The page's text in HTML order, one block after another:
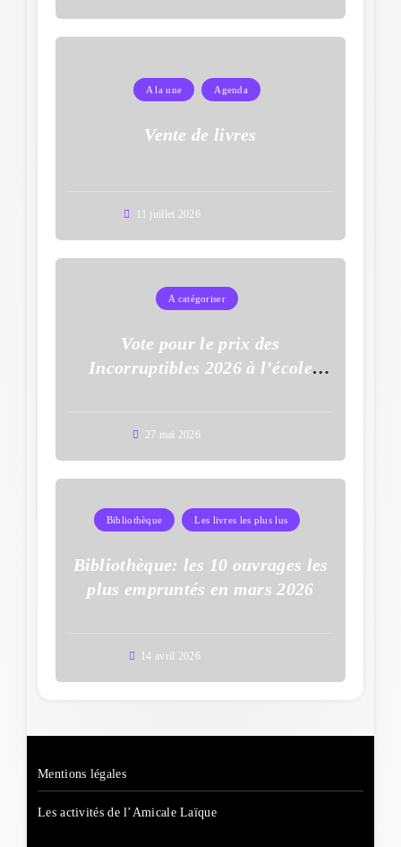
A la une Agenda
Vente de livres
11 juillet 2026
A catégoriser
Vote pour le prix des
Incorruptibles 2026 à l’école
27 mai 2026
Bibliothèque Les livres les plus lus
Bibliothèque: les 10 ouvrages les
plus empruntés en mars 2026
14 avril 2026
Mentions légales
Les activités de l’Amicale Laïque